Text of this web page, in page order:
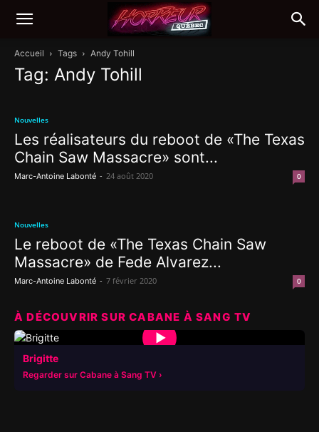
Accueil Tags Andy Tohill
Tag: Andy Tohill
Nouvelles
Les réalisateurs du reboot de «The Texas
Chain Saw Massacre» sont...
Marc-Antoine Labonté - 24 août 2020 0
Nouvelles
Le reboot de «The Texas Chain Saw
Massacre» de Fede Alvarez...
Marc-Antoine Labonté - 7 février 2020 0
À DÉCOUVRIR SUR CABANE À SANG TV
▶
Brigitte
Regarder sur Cabane à Sang TV